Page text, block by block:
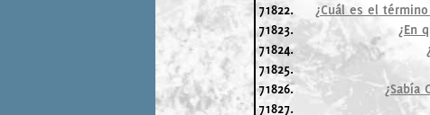
71822.
¿Cuál es el
71823.
¿En
71824.
71825.
71826.
¿Sabía
71827.